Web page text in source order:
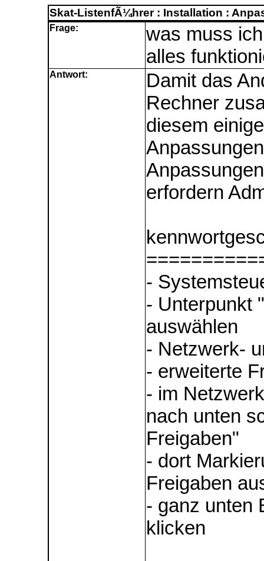
Skat-ListenfÃ¼hrer : Installation :
Frage:
was muss
alles
Antwort:
Damit das
Rechner
diesem einige
erfordern
-
- Unterpunkt
auswählen
- Netzwerk-
- erweiterte
- im
nach unten
Freigaben"
- dort
Freigaben
- ganz unten
klicken